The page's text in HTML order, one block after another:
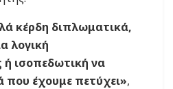
κέρδη διπλωματικά,
λογική
ισοπεδωτική να
που έχουμε πετύχει»,